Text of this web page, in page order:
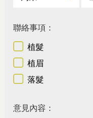
聯絡事項：
植髮
植眉
落髮
意見內容：